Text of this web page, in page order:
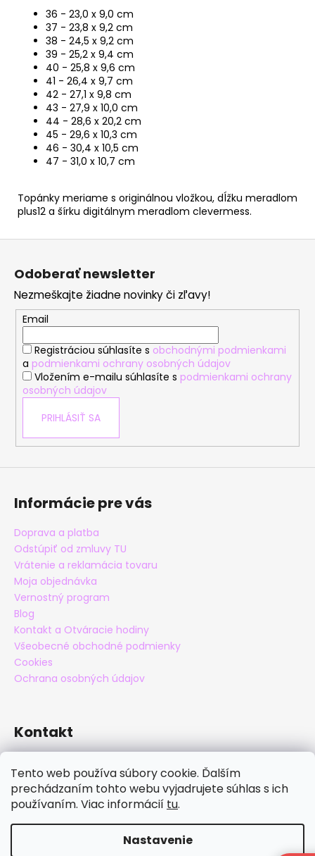
Tento web používa súbory cookie. Ďalším
prechádzaním tohto webu vyjadrujete súhlas s ich
používaním. Viac informácií tu.
Nastavenie
36 - 23,0 x 9,0 cm
37 - 23,8 x 9,2 cm
38 - 24,5 x 9,2 cm
39 - 25,2 x 9,4 cm
40 - 25,8 x 9,6 cm
41 - 26,4 x 9,7 cm
42 - 27,1 x 9,8 cm
43 - 27,9 x 10,0 cm
44 - 28,6 x 20,2 cm
45 - 29,6 x 10,3 cm
46 - 30,4 x 10,5 cm
47 - 31,0 x 10,7 cm
Topánky meriame s originálnou vložkou, dĺžku meradlom
plus12 a šírku digitálnym meradlom clevermess.
Z
Odoberať newsletter
Nezmeškajte žiadne novinky či zľavy!
Email
Registráciou súhlasíte s obchodnými podmienkami
a podmienkami ochrany osobných údajov
Vložením e-mailu súhlasíte s podmienkami ochrany
osobných údajov
PRIHLÁSIŤ SA
Informácie pre vás
Doprava a platba
Odstúpiť od zmluvy TU
Vrátenie a reklamácia tovaru
Moja objednávka
Vernostný program
Blog
Kontakt a Otváracie hodiny
Všeobecné obchodné podmienky
Cookies
Ochrana osobných údajov
Kontakt
+421 905 838 706
maxatko
maxatko_barefoot